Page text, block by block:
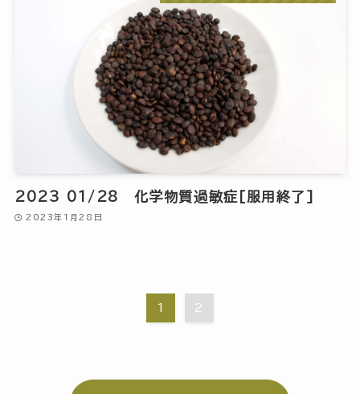
2023 01/28 化学物質過敏症[服用終了]
2023年1月28日
1 2